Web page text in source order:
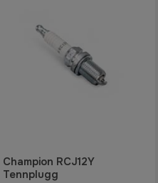
Champion RCJ12Y
Tennplugg